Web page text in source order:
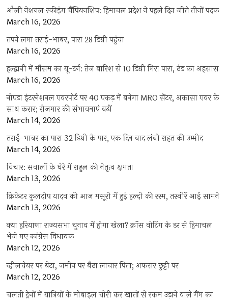
औली नेशनल स्कीइंग चैंपियनशिप: हिमाचल प्रदेश ने पहले दिन जीते तीनों पदक
March 16, 2026
तपने लगा तराई-भाबर, पारा 28 डिग्री पहुंचा
March 16, 2026
हल्द्वानी में मौसम का यू-टर्न: तेज बारिश से 10 डिग्री गिरा पारा, ठंड का अहसास
March 16, 2026
नोएडा इंटरनेशनल एयरपोर्ट पर 40 एकड़ में बनेगा MRO सेंटर, अकासा एयर के
साथ करार; रोजगार की संभावनाएं बढ़ीं
March 14, 2026
तराई-भाबर का पारा 32 डिग्री के पार, एक दिन बाद लंबी राहत की उम्मीद
March 14, 2026
विचार: सवालों के घेरे में राहुल की नेतृत्व क्षमता
March 13, 2026
क्रिकेटर कुलदीप यादव की आज मसूरी में हुई हल्दी की रस्म, तस्वीरें आई सामने
March 13, 2026
क्या हरियाणा राज्यसभा चुनाव में होगा खेला? क्रॉस वोटिंग के डर से हिमाचल
भेजे गए कांग्रेस विधायक
March 12, 2026
व्हीलचेयर पर बेटा, जमीन पर बैठा लाचार पिता; अफसर छुट्टी पर
March 12, 2026
चलती ट्रेनों में यात्रियों के मोबाइल चोरी कर खातों से रकम उड़ाने वाले गैंग का